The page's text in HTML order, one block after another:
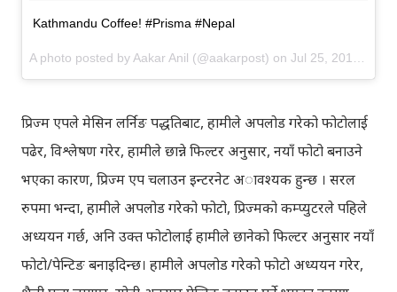
Kathmandu Coffee! #Prisma #Nepal
A photo posted by Aakar Anil (@aakarpost) on Jul 25, 2016 at 12:58am PDT
प्रिज्म एपले मेसिन लर्निङ पद्धतिबाट, हामीले अपलोड गरेको फोटोलाई
पढेर, विश्लेषण गरेर, हामीले छान्ने फिल्टर अनुसार, नयाँ फोटो बनाउने
भएका कारण, प्रिज्म एप चलाउन इन्टरनेट अावश्यक हुन्छ । सरल
रुपमा भन्दा, हामीले अपलोड गरेको फोटो, प्रिज्मको कम्प्युटरले पहिले
अध्ययन गर्छ, अनि उक्त फोटोलाई हामीले छानेको फिल्टर अनुसार नयाँ
फोटो/पेन्टिङ बनाइदिन्छ। हामीले अपलोड गरेको फोटो अध्ययन गरेर,